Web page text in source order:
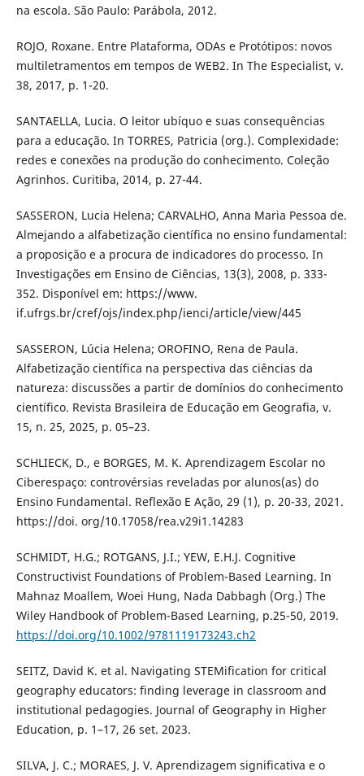
na escola. São Paulo: Parábola, 2012.
ROJO, Roxane. Entre Plataforma, ODAs e Protótipos: novos
multiletramentos em tempos de WEB2. In The Especialist, v.
38, 2017, p. 1-20.
SANTAELLA, Lucia. O leitor ubíquo e suas consequências
para a educação. In TORRES, Patricia (org.). Complexidade:
redes e conexões na produção do conhecimento. Coleção
Agrinhos. Curitiba, 2014, p. 27-44.
SASSERON, Lucia Helena; CARVALHO, Anna Maria Pessoa de.
Almejando a alfabetização científica no ensino fundamental:
a proposição e a procura de indicadores do processo. In
Investigações em Ensino de Ciências, 13(3), 2008, p. 333-
352. Disponível em: https://www.
if.ufrgs.br/cref/ojs/index.php/ienci/article/view/445
SASSERON, Lúcia Helena; OROFINO, Rena de Paula.
Alfabetização científica na perspectiva das ciências da
natureza: discussões a partir de domínios do conhecimento
científico. Revista Brasileira de Educação em Geografia, v.
15, n. 25, 2025, p. 05–23.
SCHLIECK, D., e BORGES, M. K. Aprendizagem Escolar no
Ciberespaço: controvérsias reveladas por alunos(as) do
Ensino Fundamental. Reflexão E Ação, 29 (1), p. 20-33, 2021.
https://doi. org/10.17058/rea.v29i1.14283
SCHMIDT, H.G.; ROTGANS, J.I.; YEW, E.H.J. Cognitive
Constructivist Foundations of Problem-Based Learning. In
Mahnaz Moallem, Woei Hung, Nada Dabbagh (Org.) The
Wiley Handbook of Problem-Based Learning, p.25-50, 2019.
https://doi.org/10.1002/9781119173243.ch2
SEITZ, David K. et al. Navigating STEMification for critical
geography educators: finding leverage in classroom and
institutional pedagogies. Journal of Geography in Higher
Education, p. 1–17, 26 set. 2023.
SILVA, J. C.; MORAES, J. V. Aprendizagem significativa e o